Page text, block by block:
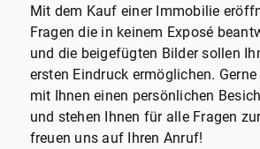
Mit dem Kauf einer Immobilie
Fragen die in keinem Exposé
und die beigefügten Bilder sollen
ersten Eindruck ermöglichen.
mit Ihnen einen persönlichen
und stehen Ihnen für alle Fragen
freuen uns auf Ihren Anruf!